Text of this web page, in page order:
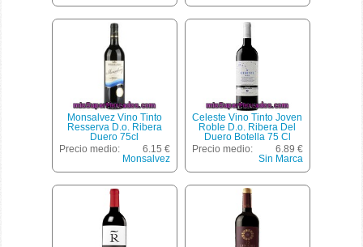
Monsalvez Vino Tinto
Resserva D.o. Ribera
Duero 75cl
Precio medio:
6.15 €
Monsalvez
Celeste Vino Tinto Joven
Roble D.o. Ribera Del
Duero Botella 75 Cl
Precio medio:
6.89 €
Sin Marca